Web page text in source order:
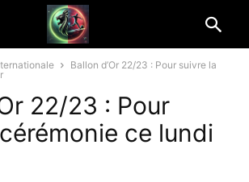
Ballon d’Or 22/23 : Pour suivre la
22/23 : Pour
ce lundi